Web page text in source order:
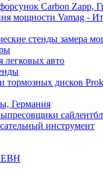
Carbon Zapp,
мощности Vamag -
стенды замера
легковых авто
тормозных дисков
Германия
инструмент